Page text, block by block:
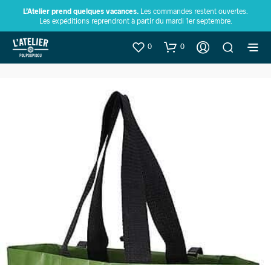
L’Atelier prend quelques vacances. Les commandes restent ouvertes.
Les expéditions reprendront à partir du mardi 1er septembre.
0 0